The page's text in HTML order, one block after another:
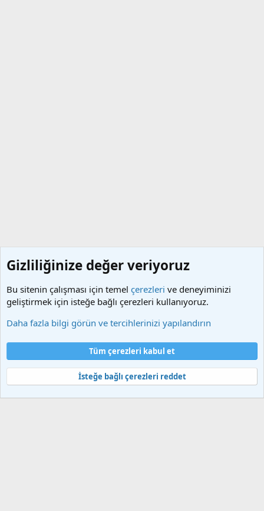
Şartlar ve kurallar
Gizlilik politikası
Yardım
Ana sayfa
S
S
Community platform by XenForo® © 2010-2025 XenForo Ltd.
Gizliliğinize değer veriyoruz
Bu sitenin çalışması için temel çerezleri ve deneyiminizi
geliştirmek için isteğe bağlı çerezleri kullanıyoruz.
Daha fazla bilgi görün ve tercihlerinizi yapılandırın
Tüm çerezleri kabul et
İsteğe bağlı çerezleri reddet